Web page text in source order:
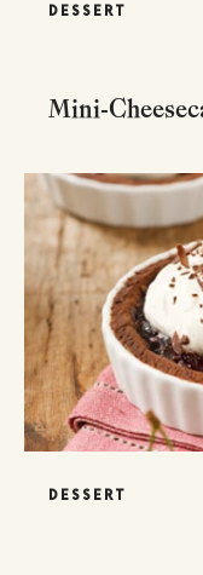
DESSERT
Mini-
DESSERT